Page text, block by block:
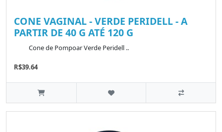
CONE VAGINAL - VERDE PERIDELL - A
PARTIR DE 40 G ATÉ 120 G
Cone de Pompoar Verde Peridell ..
R$39.64